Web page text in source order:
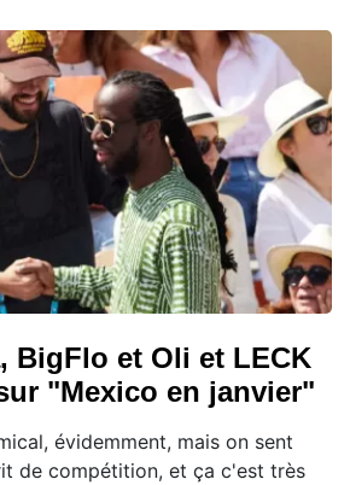
BigFlo et Oli et LECK
"Mexico en janvier"
évidemment, mais on sent
de compétition, et ça c'est très